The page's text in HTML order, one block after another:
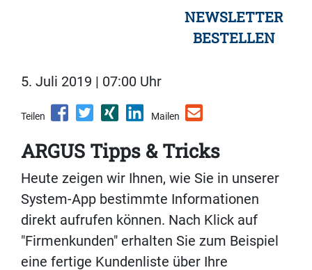
NEWSLETTER
BESTELLEN
5. Juli 2019 | 07:00 Uhr
Teilen Mailen
ARGUS Tipps & Tricks
Heute zeigen wir Ihnen, wie Sie in unserer
System-App bestimmte Informationen
direkt aufrufen können. Nach Klick auf
"Firmenkunden" erhalten Sie zum Beispiel
eine fertige Kundenliste über Ihre